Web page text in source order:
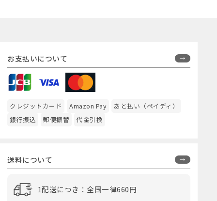
お支払いについて
クレジットカード Amazon Pay
あと払い（ペイディ）
銀行振込
郵便振替 代金引換
送料について
1配送につき：全国一律660円